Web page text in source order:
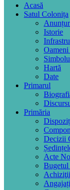
Acasă
Satul Colonița
Istorie
Oameni
Hartă
Date
Primarul
Primăria
Decizii
Acte
Bugetul